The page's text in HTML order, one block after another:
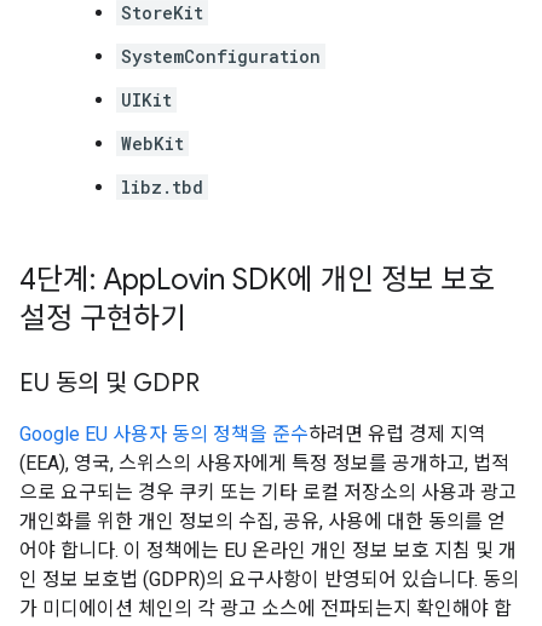
StoreKit
SystemConfiguration
UIKit
WebKit
libz.tbd
4단계: AppLovin SDK에 개인 정보 보호
설정 구현하기
EU 동의 및 GDPR
Google EU 사용자 동의 정책을 준수하려면 유럽 경제 지역
(EEA), 영국, 스위스의 사용자에게 특정 정보를 공개하고, 법적
으로 요구되는 경우 쿠키 또는 기타 로컬 저장소의 사용과 광고
개인화를 위한 개인 정보의 수집, 공유, 사용에 대한 동의를 얻
어야 합니다. 이 정책에는 EU 온라인 개인 정보 보호 지침 및 개
인 정보 보호법 (GDPR)의 요구사항이 반영되어 있습니다. 동의
가 미디에이션 체인의 각 광고 소스에 전파되는지 확인해야 합